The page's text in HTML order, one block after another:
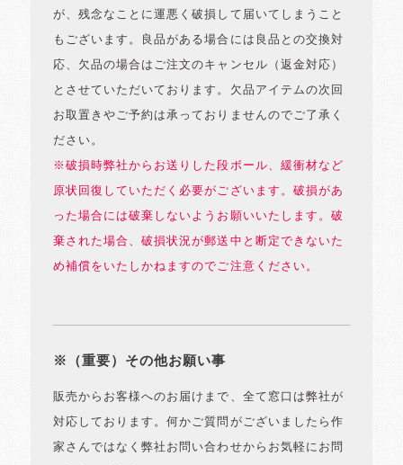
が、残念なことに運悪く破損して届いてしまうこと
もございます。良品がある場合には良品との交換対
応、欠品の場合はご注文のキャンセル（返金対応）
とさせていただいております。欠品アイテムの次回
お取置きやご予約は承っておりませんのでご了承く
ださい。
※破損時弊社からお送りした段ボール、緩衝材など
原状回復していただく必要がございます。破損があ
った場合には破棄しないようお願いいたします。破
棄された場合、破損状況が郵送中と断定できないた
め補償をいたしかねますのでご注意ください。
※（重要）その他お願い事
販売からお客様へのお届けまで、全て窓口は弊社が
対応しております。何かご質問がございましたら作
家さんではなく弊社お問い合わせからお気軽にお問